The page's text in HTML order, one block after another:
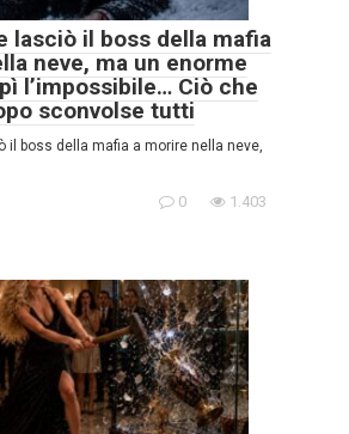
lasciò il boss della mafia
neve, ma un enorme
l’impossibile… Ciò che
sconvolse tutti
il boss della mafia a morire nella neve,
0 1.403